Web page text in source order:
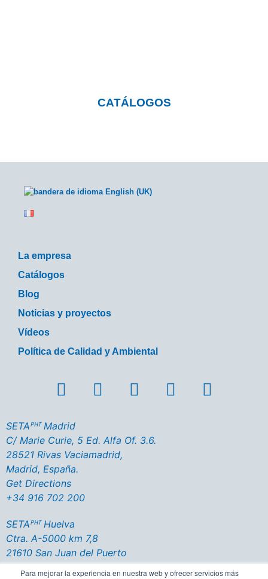
Para mejorar la experiencia en nuestra web y ofrecer servicios más
CATÁLOGOS
La empresa
Catálogos
Blog
Noticias y proyectos
Vídeos
Política de Calidad y Ambiental
SETAᴾᴴᵀ Madrid
C/ Marie Curie, 5 Ed. Alfa Of. 3.6.
28521 Rivas Vaciamadrid,
Madrid, España.
Get Directions
+34 916 702 200
SETAᴾᴴᵀ Huelva
Ctra. A-5000 km 7,8
21610 San Juan del Puerto
Huelva - España